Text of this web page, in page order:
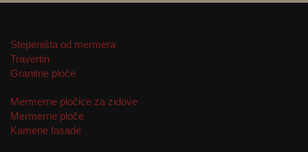
Stepeništa od mermera
Travertin
Granitne ploče
Mermerne pločice za zidove
Mermerne ploče
Kamene fasade